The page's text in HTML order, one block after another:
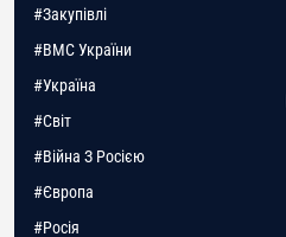
#Закупівлі
#ВМС України
#Україна
#Світ
#Війна З Росією
#Європа
#Росія